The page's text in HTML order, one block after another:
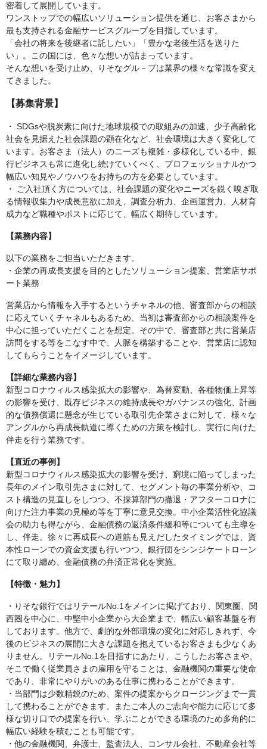
密着して展開しています。
ワンストップでの幅広いソリューション提供を通じ、お客さまから
最も支持される金融サービスグループを目指しています。
「会社の将来を後継者に託したい」「豊かな老後生活を送りた
い」。この国には、色々な想いが詰まっています。
そんな想いを受け止め、りそなグル－プは業界の様々な常識を変え
てきました。
【募集背景】
・ SDGsや脱炭素に向けた地球規模での取組みの加速、少子高齢化
社会を見据えた社会課題の顕在化など、社会環境は大きく変化して
います。お客さま（法人）のニーズも複雑・多様化している中、銀
行ビジネスも常に進化し続けていくべく、プロフェッショナルかつ
幅広い知見やノウハウをお持ちの方を必要としています。
・ ご入社頂く方については、社会課題の変化やニーズを鋭く嗅ぎ取
る情報収集力や成長意欲に加え、調査分析力、企画運営力、人材育
成力など職種やポストに応じて、幅広く期待しています。
【業務内容】
以下の業務をご担当いただきます。
・企業の再成長支援を目的としたソリューション提案、営業店サポ
ート業務
営業店から情報を入手するというチャネルの他、審査部からの相談
に応えていくチャネルもあるため、当初は審査部からの相談案件を
中心に担っていただくことを想定。その中で、審査部と共に営業店
訪問をする等をこなす中で、人脈を構築することや、営業店に認知
してもらうことをイメージしています。
【詳細な業務内容】
新型コロナウィルス感染拡大の影響や、為替変動、各種物価上昇等
の影響を受け、既存ビジネスの維持成長やガバナンスの強化、計画
的な債務償還に懸念が生じている取引先企業さまに対して、様々な
アングルから再成長軌道に導くための方策を検討し、実行に向けた
伴走を行う業務です。
【直近の事例】
新型コロナウィルス感染拡大の影響を受け、窮境に陥ってしまった
長年のメイン取引先さまに対して、セグメント毎の事業分析や、コ
スト構造の見直しをしつつ、不採算部門の撤退・アフターコロナに
向けた注力事業の見極め等を丁寧に意見交換。中小企業活性化協議
会の助力も得ながら、金融債務の返済条件緩和等についても主導を
し、伴走。徐々に再成長への道筋も見えだしたタイミングでは、資
本性ローンでの資金支援も行いつつ、銀行団をシンジケートローン
にて取り纏め、金融債務の弁済正常化を実施。
【特徴・魅力】
・りそな銀行ではリテールNo.1をメインに掲げており、関東圏、関
西圏を中心に、中堅中小企業から大企業まで、幅広い顧客基盤を有
しております。他方で、劇的な外部環境の変化に対応しきれず、今
後のビジネスの展開に大きな課題を抱えているお客さまも少なくあ
りません。リテールNo.1を目指すにあたり、こうしたお客さまや、
そこで働く従業員さまの雇用を守ることは、金融機関の重要な使命
であり、非常にやりがいのある仕事に携わることができます。
・当部門は少数精鋭のため、案件の提案からクロージングまで一貫
して携わることができます。またご本人のご志向や能力に応じて多
様な切り口での提案を行い、学ぶことができる環境のため多角的に
幅広い経験を積むことも可能です。
・他の金融機関、弁護士、監査法人、コンサル会社、不動産会社等